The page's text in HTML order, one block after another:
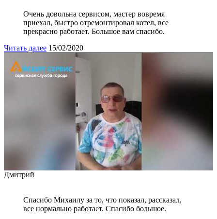
Очень довольна сервисом, мастер вовремя
приехал, быстро отремонтировал котел, все
прекрасно работает. Большое вам спасибо.
Читать далее 15/02/2020
Дмитрий
Спасибо Михаилу за то, что показал, рассказал,
все нормально работает. Спасибо большое.